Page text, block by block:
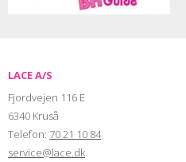
LACE A/S
Fjordvejen 116 E
6340 Kruså
Telefon: 70 21 10 84
service@lace.dk